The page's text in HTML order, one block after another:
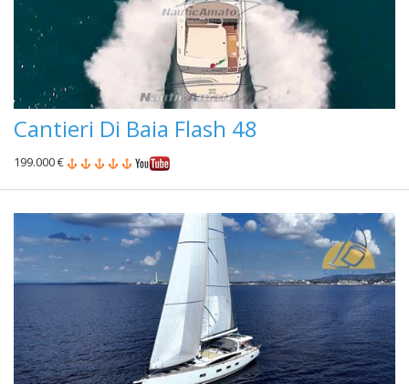
Cantieri Di Baia Flash 48
199.000 €